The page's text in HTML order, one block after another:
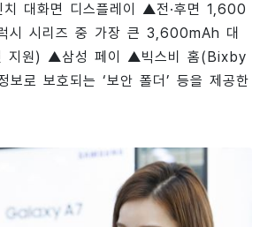
대화면 디스플레이 ▲전·후면 1,600
시 시리즈 중 가장 큰 3,600mAh 대
지원) ▲삼성 페이 ▲빅스비 홈(Bixby
로 보호되는 ‘보안 폴더’ 등을 제공한